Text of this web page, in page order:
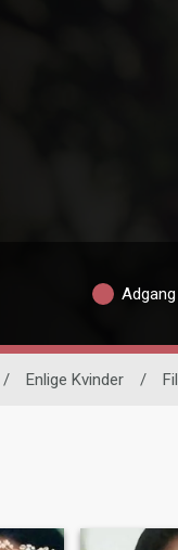
/ Enlige Kvinder /